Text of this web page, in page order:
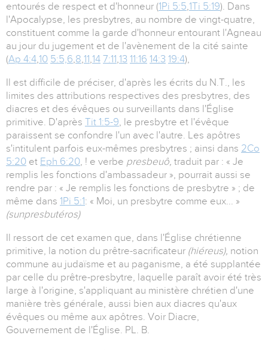
entourés de respect et d'honneur (1Pi 5:5,1Ti 5:19). Dans
l'Apocalypse, les presbytres, au nombre de vingt-quatre,
constituent comme la garde d'honneur entourant l'Agneau
au jour du jugement et de l'avènement de la cité sainte
(Ap 4:4,10 5:5,6,8,11,14 7:11,13 11:16 14:3 19:4),
Il est difficile de préciser, d'après les écrits du N.T., les
limites des attributions respectives des presbytres, des
diacres et des évêques ou surveillants dans l'Église
primitive. D'après Tit 1:5-9, le presbytre et l'évêque
paraissent se confondre l'un avec l'autre. Les apôtres
s'intitulent parfois eux-mêmes presbytres ; ainsi dans 2Co
5:20 et Eph 6:20, ! e verbe presbeuô, traduit par : « Je
remplis les fonctions d'ambassadeur », pourrait aussi se
rendre par : « Je remplis les fonctions de presbytre » ; de
même dans 1Pi 5:1: « Moi, un presbytre comme eux... »
(sunpresbutéros)
Il ressort de cet examen que, dans l'Église chrétienne
primitive, la notion du prêtre-sacrificateur (hiéreus), notion
commune au judaïsme et au paganisme, a été supplantée
par celle du prêtre-presbytre, laquelle paraît avoir été très
large à l'origine, s'appliquant au ministère chrétien d'une
manière très générale, aussi bien aux diacres qu'aux
évêques ou même aux apôtres. Voir Diacre,
Gouvernement de l'Église. PL. B.